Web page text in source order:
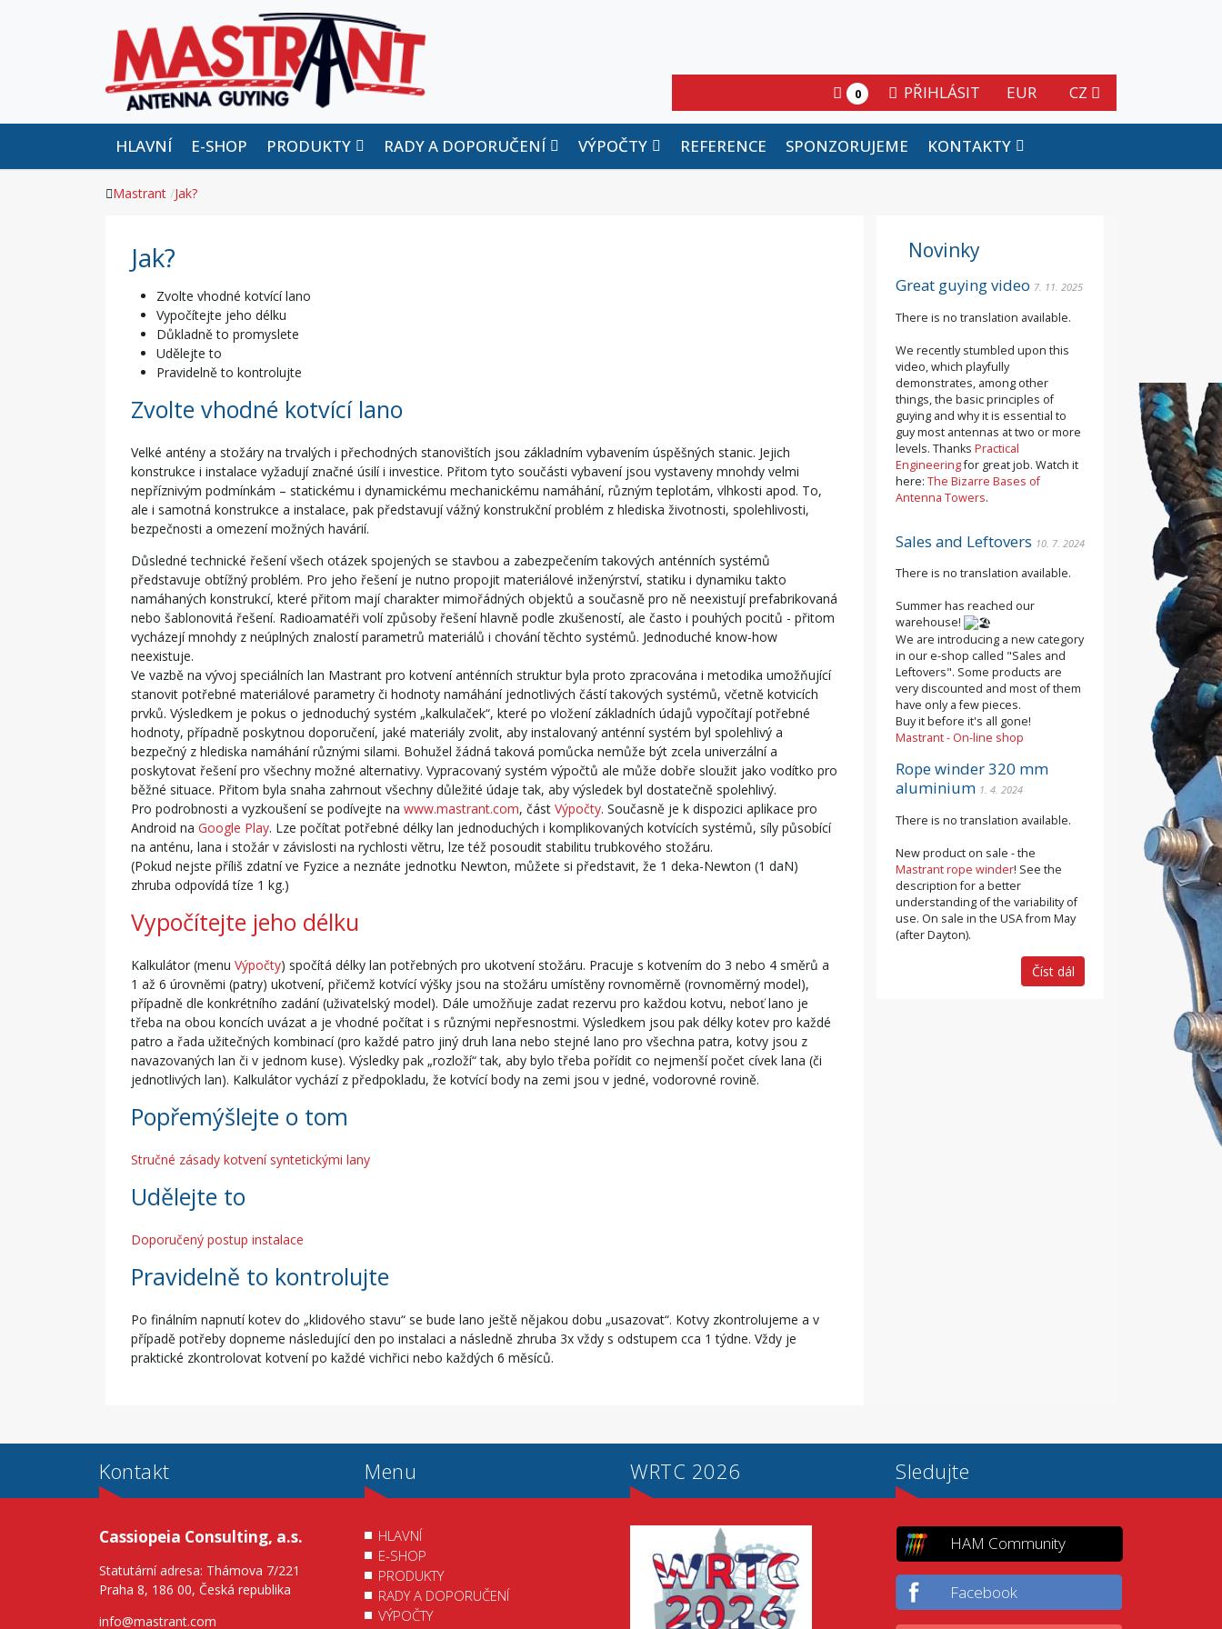
CZ
EUR
PŘIHLÁSIT
0
HLAVNÍ E-SHOP PRODUKTY RADY A DOPORUČENÍ VÝPOČTY REFERENCE SPONZORUJEME KONTAKTY
Mastrant Jak?
Jak?
Zvolte vhodné kotvící lano
Vypočítejte jeho délku
Důkladně to promyslete
Udělejte to
Pravidelně to kontrolujte
Zvolte vhodné kotvící lano
Velké antény a stožáry na trvalých i přechodných stanovištích jsou základním vybavením úspěšných stanic. Jejich
konstrukce i instalace vyžadují značné úsilí i investice. Přitom tyto součásti vybavení jsou vystaveny mnohdy velmi
nepříznivým podmínkám – statickému i dynamickému mechanickému namáhání, různým teplotám, vlhkosti apod. To,
ale i samotná konstrukce a instalace, pak představují vážný konstrukční problém z hlediska životnosti, spolehlivosti,
bezpečnosti a omezení možných havárií.
Důsledné technické řešení všech otázek spojených se stavbou a zabezpečením takových anténních systémů
představuje obtížný problém. Pro jeho řešení je nutno propojit materiálové inženýrství, statiku i dynamiku takto
namáhaných konstrukcí, které přitom mají charakter mimořádných objektů a současně pro ně neexistují prefabrikovaná
nebo šablonovitá řešení. Radioamatéři volí způsoby řešení hlavně podle zkušeností, ale často i pouhých pocitů - přitom
vycházejí mnohdy z neúplných znalostí parametrů materiálů i chování těchto systémů. Jednoduché know-how
neexistuje.
Ve vazbě na vývoj speciálních lan Mastrant pro kotvení anténních struktur byla proto zpracována i metodika umožňující
stanovit potřebné materiálové parametry či hodnoty namáhání jednotlivých částí takových systémů, včetně kotvicích
prvků. Výsledkem je pokus o jednoduchý systém „kalkulaček“, které po vložení základních údajů vypočítají potřebné
hodnoty, případně poskytnou doporučení, jaké materiály zvolit, aby instalovaný anténní systém byl spolehlivý a
bezpečný z hlediska namáhání různými silami. Bohužel žádná taková pomůcka nemůže být zcela univerzální a
poskytovat řešení pro všechny možné alternativy. Vypracovaný systém výpočtů ale může dobře sloužit jako vodítko pro
běžné situace. Přitom byla snaha zahrnout všechny důležité údaje tak, aby výsledek byl dostatečně spolehlivý.
Pro podrobnosti a vyzkoušení se podívejte na www.mastrant.com, část Výpočty. Současně je k dispozici aplikace pro
Android na Google Play. Lze počítat potřebné délky lan jednoduchých i komplikovaných kotvících systémů, síly působící
na anténu, lana i stožár v závislosti na rychlosti větru, lze též posoudit stabilitu trubkového stožáru.
(Pokud nejste příliš zdatní ve Fyzice a neznáte jednotku Newton, můžete si představit, že 1 deka-Newton (1 daN)
zhruba odpovídá tíze 1 kg.)
Vypočítejte jeho délku
Kalkulátor (menu Výpočty) spočítá délky lan potřebných pro ukotvení stožáru. Pracuje s kotvením do 3 nebo 4 směrů a
1 až 6 úrovněmi (patry) ukotvení, přičemž kotvící výšky jsou na stožáru umístěny rovnoměrně (rovnoměrný model),
případně dle konkrétního zadání (uživatelský model). Dále umožňuje zadat rezervu pro každou kotvu, neboť lano je
třeba na obou koncích uvázat a je vhodné počítat i s různými nepřesnostmi. Výsledkem jsou pak délky kotev pro každé
patro a řada užitečných kombinací (pro každé patro jiný druh lana nebo stejné lano pro všechna patra, kotvy jsou z
navazovaných lan či v jednom kuse). Výsledky pak „rozloží“ tak, aby bylo třeba pořídit co nejmenší počet cívek lana (či
jednotlivých lan). Kalkulátor vychází z předpokladu, že kotvící body na zemi jsou v jedné, vodorovné rovině.
Popřemýšlejte o tom
Stručné zásady kotvení syntetickými lany
Udělejte to
Doporučený postup instalace
Pravidelně to kontrolujte
Po finálním napnutí kotev do „klidového stavu“ se bude lano ještě nějakou dobu „usazovat“. Kotvy zkontrolujeme a v
případě potřeby dopneme následující den po instalaci a následně zhruba 3x vždy s odstupem cca 1 týdne. Vždy je
praktické zkontrolovat kotvení po každé vichřici nebo každých 6 měsíců.
Novinky
Great guying video 7. 11. 2025
There is no translation available.
We recently stumbled upon this
video, which playfully
demonstrates, among other
things, the basic principles of
guying and why it is essential to
guy most antennas at two or more
levels. Thanks Practical
Engineeringfor great job. Watch it
here: The Bizarre Bases of
Antenna Towers.
Sales and Leftovers 10. 7. 2024
There is no translation available.
Summer has reached our
warehouse!
We are introducing a new category
in our e-shop called "Sales and
Leftovers". Some products are
very discounted and most of them
have only a few pieces.
Buy it before it's all gone!
Mastrant - On-line shop
Rope winder 320 mm
aluminium 1. 4. 2024
There is no translation available.
New product on sale - the
Mastrant rope winder! See the
description for a better
understanding of the variability of
use. On sale in the USA from May
(after Dayton).
Číst dál
Kontakt
Cassiopeia Consulting, a.s.
Statutární adresa: Thámova 7/221
Praha 8, 186 00, Česká republika
info@mastrant.com
Menu
HLAVNÍ
E-SHOP
PRODUKTY
RADY A DOPORUČENÍ
VÝPOČTY
WRTC 2026 Sledujte
HAM Community
Facebook